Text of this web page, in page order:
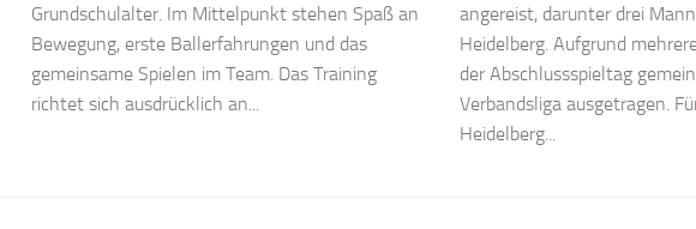
Grundschulalter. Im Mittelpunkt stehen Spaß an
Bewegung, erste Ballerfahrungen und das
gemeinsame Spielen im Team. Das Training
richtet sich ausdrücklich an...
angereist, darunter drei
Heidelberg. Aufgrund
der Abschlussspieltag
Verbandsliga ausgetragen.
Heidelberg...